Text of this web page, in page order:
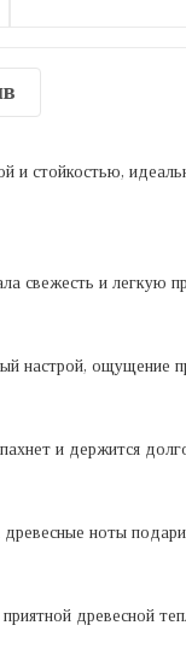
и стойкостью,
свежесть и легкую
настрой, ощущение
и держится
ноты
древесной